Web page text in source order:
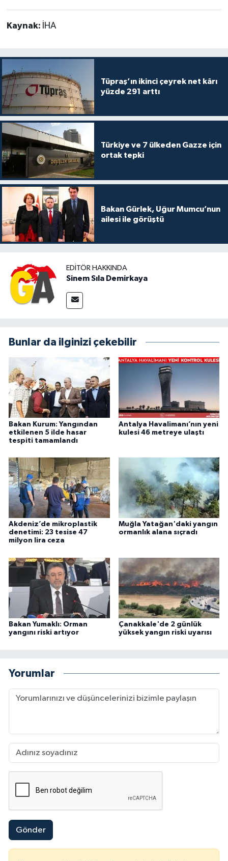
Kaynak: İHA
Tüpraş’ın ikinci çeyrek net kârı
yüzde 291 arttı
Türkiye ve 7 ülkeden Gazze için
ortak tepki
Bakan Gürlek, Uğur Mumcu’nun
ailesi ile görüştü
EDITÖR HAKKINDA
Sinem Sıla Demirkaya
Bunlar da ilginizi çekebilir
Bakan Kurum: Yangından
etkilenen 5 ilde hasar
tespiti tamamlandı
Antalya Havalimanı’nın yeni
kulesi 46 metreye ulaştı
Akdeniz’de mikroplastik
denetimi: 23 tesise 47
milyon lira ceza
Muğla Yatağan'daki yangın
ormanlık alana sıçradı
Bakan Yumaklı: Orman
yangını riski artıyor
Çanakkale'de 2 günlük
yüksek yangın riski uyarısı
Yorumlar
Gönder